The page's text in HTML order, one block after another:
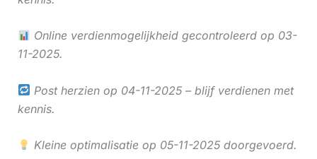
Online verdienmogelijkheid gecontroleerd op 03-
11-2025.
Post herzien op 04-11-2025 – blijf verdienen met
kennis.
Kleine optimalisatie op 05-11-2025 doorgevoerd.